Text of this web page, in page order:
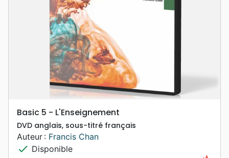
Basic 5 - L'Enseignement
DVD anglais, sous-titré français
Auteur : Francis Chan
check Disponible